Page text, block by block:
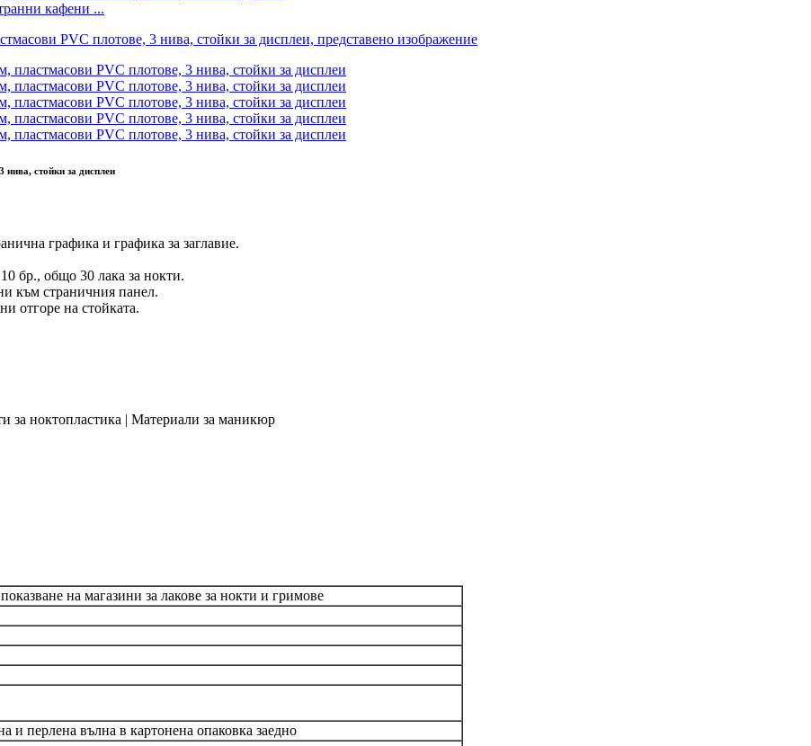
кафени ...
стойки за дисплеи
графика и графика за заглавие.
бр., общо 30 лака за нокти.
към страничния панел.
отгоре на стойката.
за ноктопластика | Материали за маникюр
на магазини за лакове за нокти и гримове
и перлена вълна в картонена опаковка заедно